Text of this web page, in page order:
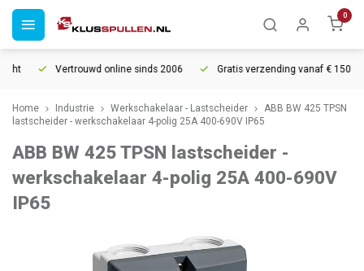
0
Vertrouwd online sinds 2006 Gratis verzending vanaf € 150
Home Industrie Werkschakelaar - Lastscheider
ABB BW 425 TPSN
lastscheider - werkschakelaar 4-polig 25A 400-690V IP65
ABB BW 425 TPSN lastscheider -
werkschakelaar 4-polig 25A 400-690V
IP65